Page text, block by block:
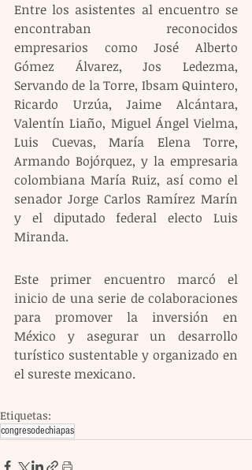
Entre los asistentes al encuentro se
encontraban reconocidos
empresarios como José Alberto
Gómez Álvarez, Jos Ledezma,
Servando de la Torre, Ibsam Quintero,
Ricardo Urzúa, Jaime Alcántara,
Valentín Liaño, Miguel Ángel Vielma,
Luis Cuevas, María Elena Torre,
Armando Bojórquez, y la empresaria
colombiana María Ruiz, así como el
senador Jorge Carlos Ramírez Marín
y el diputado federal electo Luis
Miranda.
Este primer encuentro marcó el
inicio de una serie de colaboraciones
para promover la inversión en
México y asegurar un desarrollo
turístico sustentable y organizado en
el sureste mexicano.
Etiquetas:
congresodechiapas